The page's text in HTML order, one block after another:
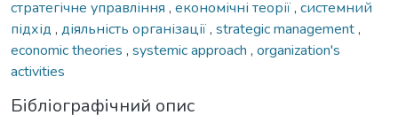
стратегічне управління , економічні теорії, системний
підхід , діяльність організації, strategic management,
economic theories , systemic approach , organization's
activities
Бібліографічний опис